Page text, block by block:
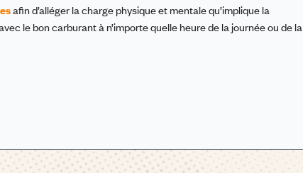
afin d’alléger la charge physique et mentale qu’implique la
le bon carburant à n’importe quelle heure de la journée ou de la